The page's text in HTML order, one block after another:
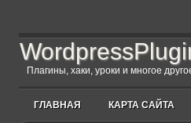
Плагины, хаки, уроки и многое
ГЛАВНАЯ КАРТА САЙТА